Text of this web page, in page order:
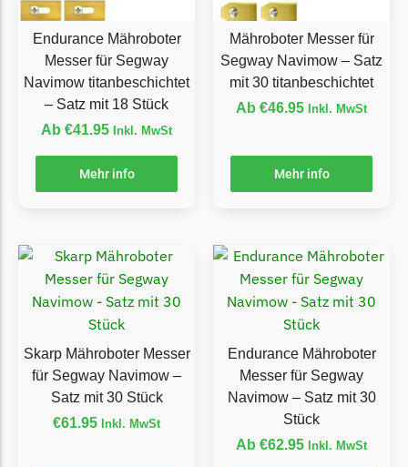
Mammotion Messer
McCulloch
McCulloch Messer
Begrenzungsdraht
Medion
Medion Messer
Begrenzungsdraht
Mountfield Messer
Begrenzungsdraht
Mowox Messer
Begrenzungsdraht
MTD
Endurance Mähroboter
Messer für Segway
Navimow titanbeschichtet
– Satz mit 18 Stück
Ab €41.95 Inkl. MwSt
Mehr info
Mähroboter Messer für
Segway Navimow – Satz
mit 30 titanbeschichtet
Ab €46.95 Inkl. MwSt
Mehr info
Skarp Mähroboter Messer
für Segway Navimow –
Satz mit 30 Stück
€61.95 Inkl. MwSt
Endurance Mähroboter
Messer für Segway
Navimow – Satz mit 30
Stück
Ab €62.95 Inkl. MwSt